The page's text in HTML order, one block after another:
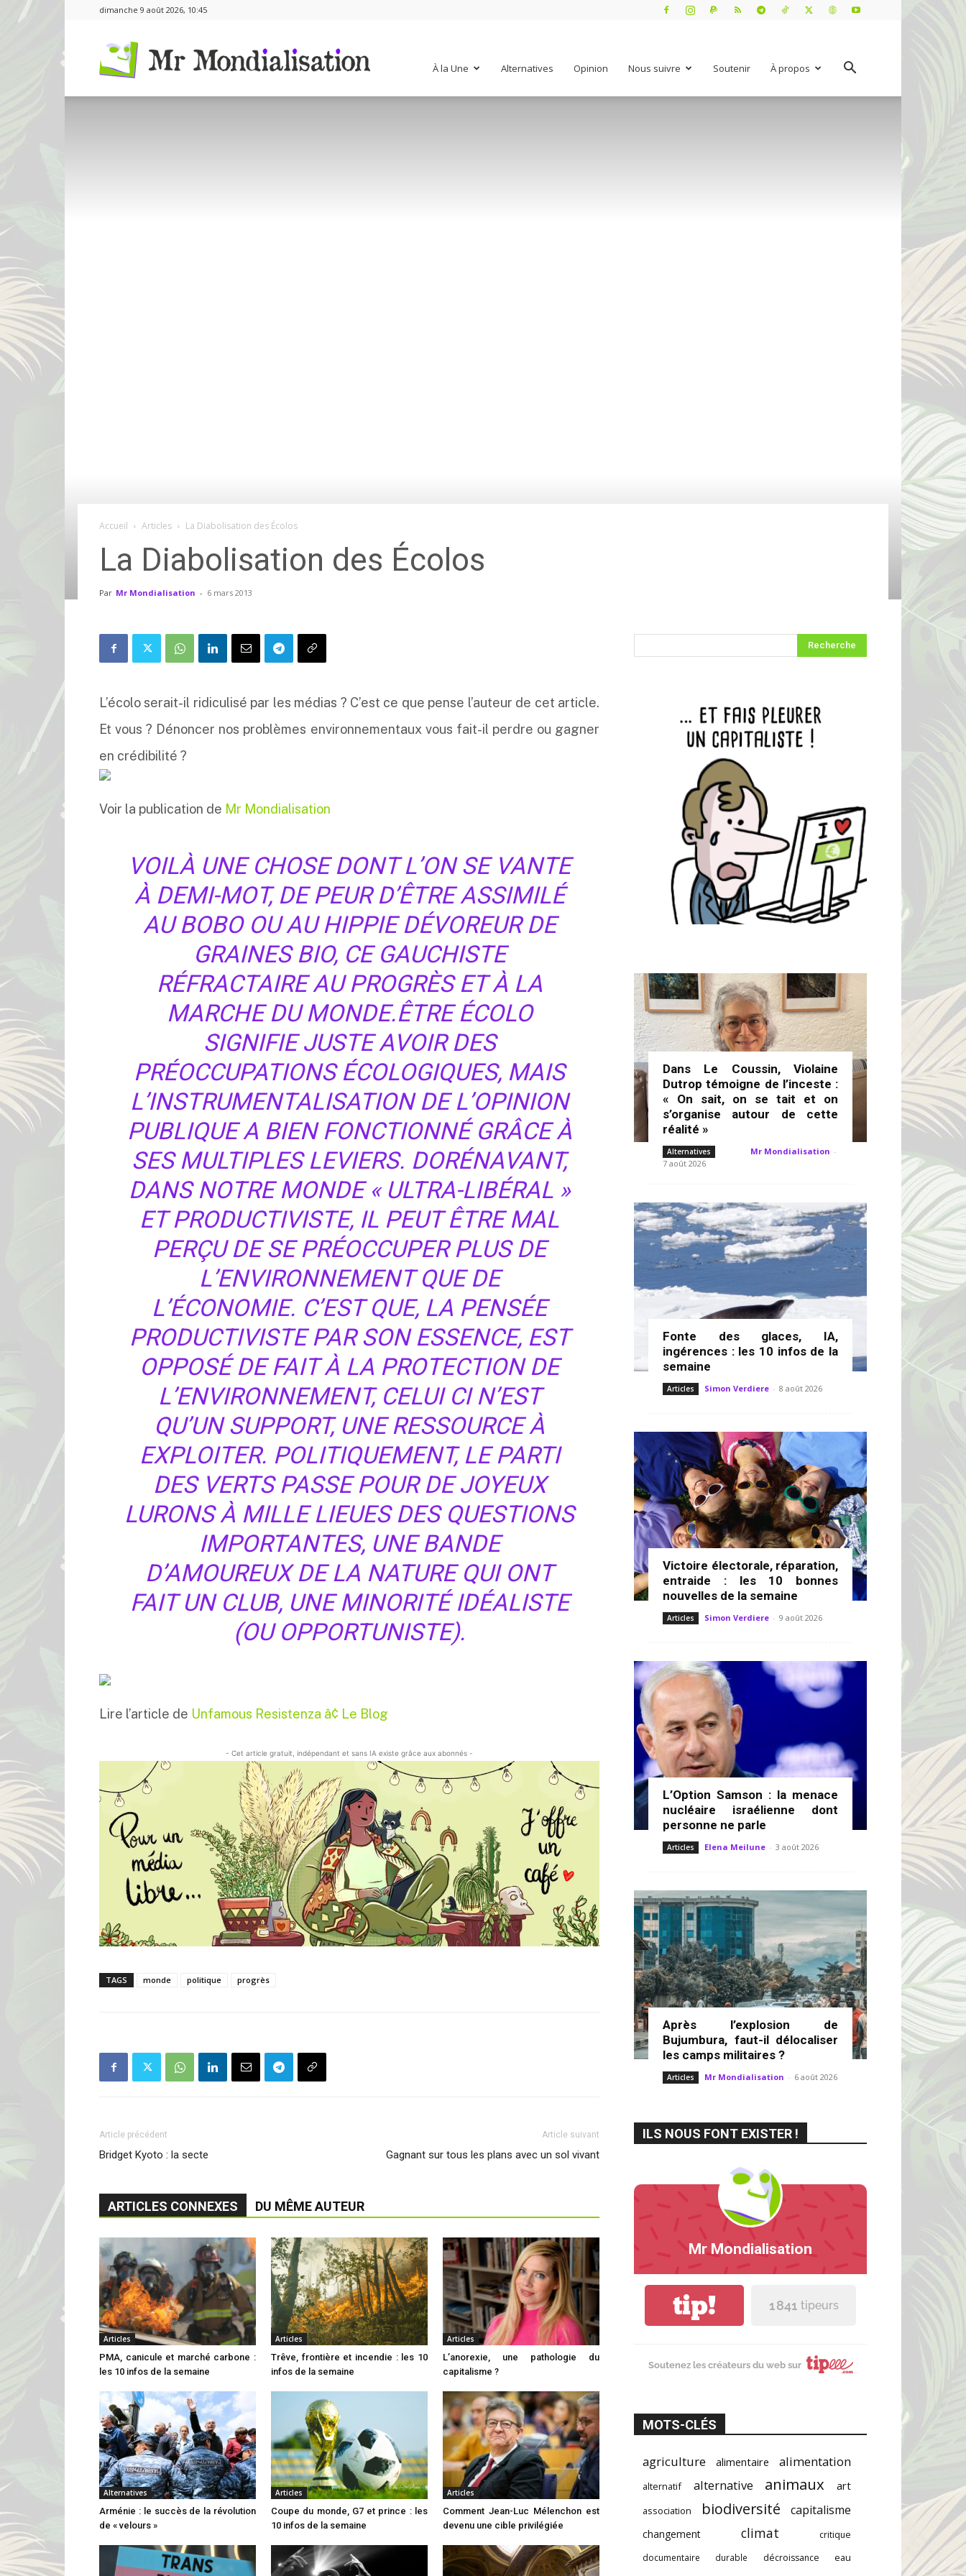
dimanche 9 août 2026, 10:45
À la Une Alternatives Opinion Nous suivre Soutenir À propos
Accueil Articles La Diabolisation des Écolos
La Diabolisation des Écolos
Par Mr Mondialisation - 6 mars 2013
L’écolo serait-il ridiculisé par les médias ? C’est ce que pense l’auteur de cet article.
Et vous ? Dénoncer nos problèmes environnementaux vous fait-il perdre ou gagner
en crédibilité ?
Voir la publication de Mr Mondialisation
VOILÀ UNE CHOSE DONT L’ON SE VANTE
À DEMI-MOT, DE PEUR D’ÊTRE ASSIMILÉ
AU BOBO OU AU HIPPIE DÉVOREUR DE
GRAINES BIO, CE GAUCHISTE
RÉFRACTAIRE AU PROGRÈS ET À LA
MARCHE DU MONDE.ÊTRE ÉCOLO
SIGNIFIE JUSTE AVOIR DES
PRÉOCCUPATIONS ÉCOLOGIQUES, MAIS
L’INSTRUMENTALISATION DE L’OPINION
PUBLIQUE A BIEN FONCTIONNÉ GRÂCE À
SES MULTIPLES LEVIERS. DORÉNAVANT,
DANS NOTRE MONDE « ULTRA-LIBÉRAL »
ET PRODUCTIVISTE, IL PEUT ÊTRE MAL
PERÇU DE SE PRÉOCCUPER PLUS DE
L’ENVIRONNEMENT QUE DE
L’ÉCONOMIE. C’EST QUE, LA PENSÉE
PRODUCTIVISTE PAR SON ESSENCE, EST
OPPOSÉ DE FAIT À LA PROTECTION DE
L’ENVIRONNEMENT, CELUI CI N’EST
QU’UN SUPPORT, UNE RESSOURCE À
EXPLOITER. POLITIQUEMENT, LE PARTI
DES VERTS PASSE POUR DE JOYEUX
LURONS À MILLE LIEUES DES QUESTIONS
IMPORTANTES, UNE BANDE
D’AMOUREUX DE LA NATURE QUI ONT
FAIT UN CLUB, UNE MINORITÉ IDÉALISTE
(OU OPPORTUNISTE).
Lire l’article de Unfamous Resistenza â¢ Le Blog
- Cet article gratuit, indépendant et sans IA existe grâce aux abonnés -
TAGS monde politique progrès
Article précédent
Bridget Kyoto : la secte
Article suivant
Gagnant sur tous les plans avec un sol vivant
ARTICLES CONNEXES DU MÊME AUTEUR
Articles
PMA, canicule et marché carbone :
les 10 infos de la semaine
Articles
Trêve, frontière et incendie : les 10
infos de la semaine
Articles
L’anorexie, une pathologie du
capitalisme ?
Alternatives
Arménie : le succès de la révolution
de « velours »
Articles
Coupe du monde, G7 et prince : les
10 infos de la semaine
Articles
Comment Jean-Luc Mélenchon est
devenu une cible privilégiée
Dans Le Coussin, Violaine
Dutrop témoigne de l’inceste :
« On sait, on se tait et on
s’organise autour de cette
réalité »
Alternatives Mr Mondialisation -
7 août 2026
Fonte des glaces, IA,
ingérences : les 10 infos de la
semaine
Articles Simon Verdiere - 8 août 2026
Victoire électorale, réparation,
entraide : les 10 bonnes
nouvelles de la semaine
Articles Simon Verdiere - 9 août 2026
L’Option Samson : la menace
nucléaire israélienne dont
personne ne parle
Articles Elena Meilune - 3 août 2026
Après l’explosion de
Bujumbura, faut-il délocaliser
les camps militaires ?
Articles Mr Mondialisation - 6 août 2026
ILS NOUS FONT EXISTER !
Mr Mondialisation
tip! 1 841 tipeurs
Soutenez les créateurs du web sur
MOTS-CLÉS
agriculture alimentaire alimentation
alternatif alternative animaux art
association biodiversité capitalisme
changement climat
critique
documentaire
durable décroissance eau